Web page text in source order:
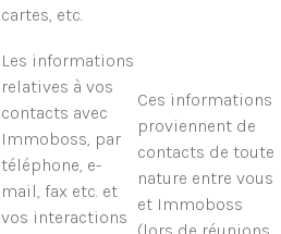
cartes, etc.
Les informations
relatives à vos
contacts avec
Immoboss, par
téléphone, e-
mail, fax etc. et
vos interactions
Ces informations
proviennent de
contacts de toute
nature entre vous
et Immoboss